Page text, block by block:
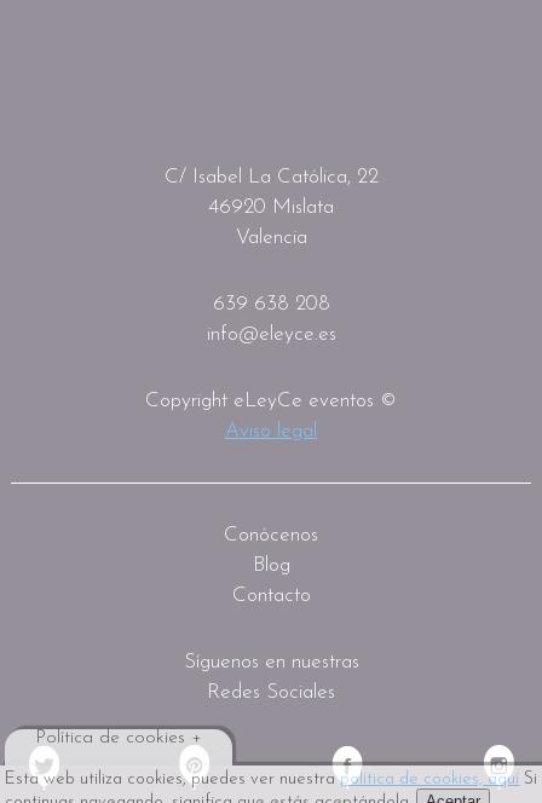
Esta web utiliza cookies, puedes ver nuestrapolítica de cookies, aquí Si
Política de cookies +
C/ Isabel La Católica, 22
46920 Mislata
Valencia
639 638 208
info@eleyce.es
Copyright eLeyCe eventos ©
Aviso legal
Conócenos
Blog
Contacto
Síguenos en nuestras
Redes Sociales